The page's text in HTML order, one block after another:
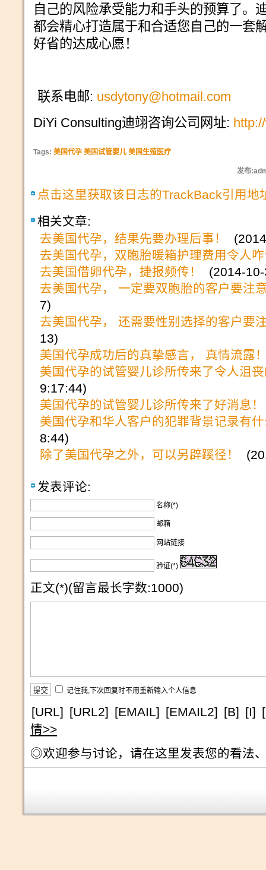
自己的风险承受能力和手头的预算了。
都会精心打造属于和合适您自己的一套
好省的达成心愿！
联系电邮: usdytony@hotmail.com
DiYi Consulting迪翊咨询公司网址:
Tags: 美国代孕 美国试管婴儿 美国生殖医疗
发布
点击这里获取该日志的TrackBack引用地
相关文章:
去美国代孕，结果先要办理后事！
去美国代孕，双胞胎暖箱护理费用令人
去美国借卵代孕，捷报频传！
(2014-
去美国代孕， 一定要双胞胎的客户要注
7)
去美国代孕， 还需要性别选择的客户要
13)
美国代孕成功后的真挚感言， 真情流露
美国代孕的试管婴儿诊所传来了令人沮
9:17:44)
美国代孕的试管婴儿诊所传来了好消息！
美国代孕和华人客户的犯罪背景记录有
8:44)
除了美国代孕之外，可以另辟蹊径！
发表评论:
名称(*)
邮箱
网站链接
验证(*)
正文(*)(留言最长字数:1000)
记住我,下次回复时不用重新输入个人信息
[URL] [URL2] [EMAIL] [EMAIL2] [B] [I]
情>>
◎欢迎参与讨论，请在这里发表您的看法